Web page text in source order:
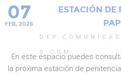
07
FEB, 2026
ESTACIÓN
0 COM.
En este espacio puedes
la próxima estación de